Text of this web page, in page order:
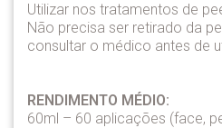
Utilizar nos tratamentos de
Não precisa ser retirado da
consultar o médico antes de
RENDIMENTO MÉDIO:
60ml – 60 aplicações (face,